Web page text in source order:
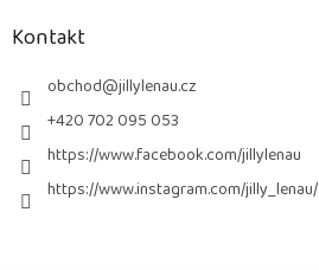
Kontakt
obchod@jillylenau.cz
+420 702 095 053
https://www.facebook.com/jillylenau
https://www.instagram.com/jilly_lenau/